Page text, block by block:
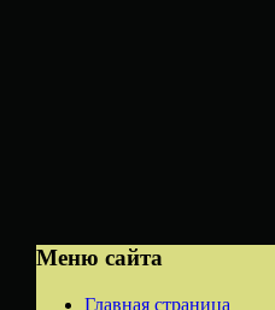
Меню сайта
Главная страница